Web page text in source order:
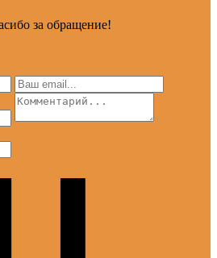
за обращение!